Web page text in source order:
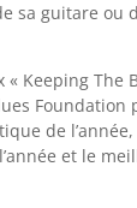
sa guitare ou
Keeping The
Foundation
de
et le